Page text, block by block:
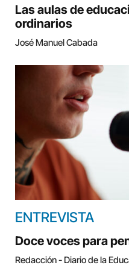
Las aulas de
ordinarios
José Manuel Cabada
ENTREVISTA
Doce voces para
Redacción - Diario de la